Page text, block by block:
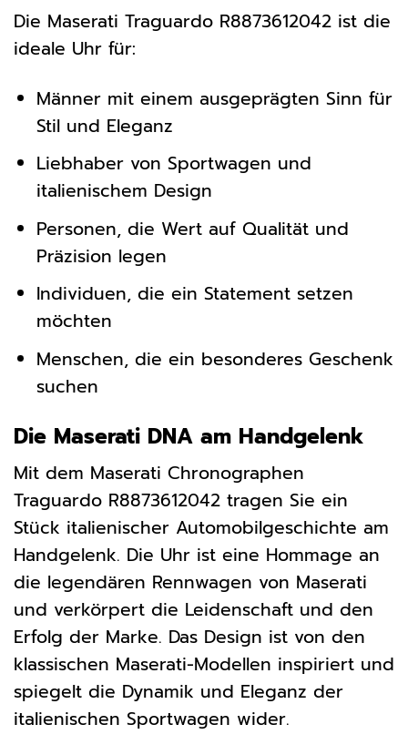
Die Maserati Traguardo R8873612042 ist die
ideale Uhr für:
Männer mit einem ausgeprägten Sinn für
Stil und Eleganz
Liebhaber von Sportwagen und
italienischem Design
Personen, die Wert auf Qualität und
Präzision legen
Individuen, die ein Statement setzen
möchten
Menschen, die ein besonderes Geschenk
suchen
Die Maserati DNA am Handgelenk
Mit dem Maserati Chronographen
Traguardo R8873612042 tragen Sie ein
Stück italienischer Automobilgeschichte am
Handgelenk. Die Uhr ist eine Hommage an
die legendären Rennwagen von Maserati
und verkörpert die Leidenschaft und den
Erfolg der Marke. Das Design ist von den
klassischen Maserati-Modellen inspiriert und
spiegelt die Dynamik und Eleganz der
italienischen Sportwagen wider.